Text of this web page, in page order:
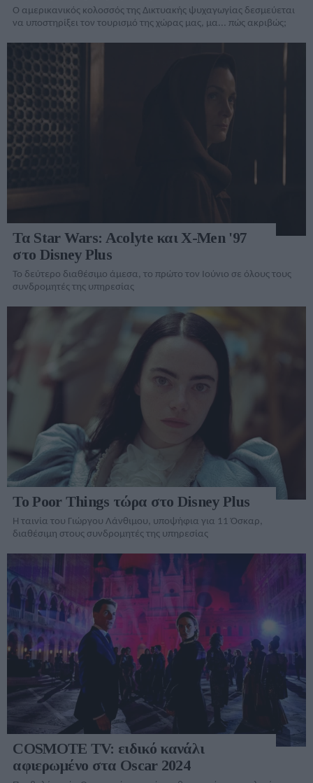
Ο αμερικανικός κολοσσός της Δικτυακής ψυχαγωγίας δεσμεύεται
να υποστηρίξει τον τουρισμό της χώρας μας, μα... πώς ακριβώς;
Τα Star Wars: Acolyte και X-Men '97
στο Disney Plus
Το δεύτερο διαθέσιμο άμεσα, το πρώτο τον Ιούνιο σε όλους τους
συνδρομητές της υπηρεσίας
Το Poor Things τώρα στο Disney Plus
Η ταινία του Γιώργου Λάνθιμου, υποψήφια για 11 Όσκαρ,
διαθέσιμη στους συνδρομητές της υπηρεσίας
COSMOTE TV: ειδικό κανάλι
αφιερωμένο στα Oscar 2024